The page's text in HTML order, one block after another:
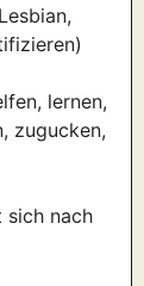
lernen,
zugucken,
sich nach